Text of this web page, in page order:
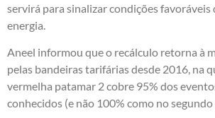
servirá para sinalizar condições favoráveis
energia.
Aneel informou que o recálculo retorna à
pelas bandeiras tarifárias desde 2016, na
vermelha patamar 2 cobre 95% dos
conhecidos (e não 100% como no